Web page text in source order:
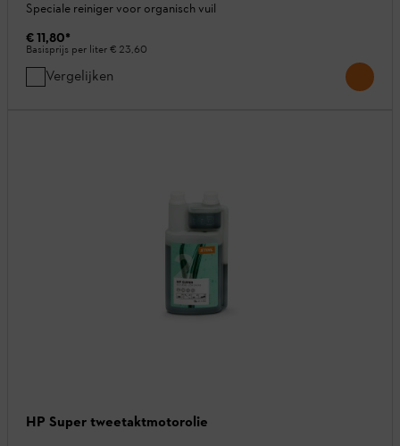
Speciale reiniger voor organisch vuil
€ 11,80*
Basisprijs per liter€ 23,60
Vergelijken
HP Super tweetaktmotorolie